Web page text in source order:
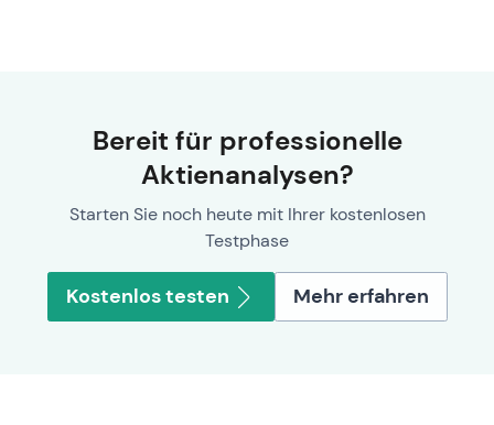
Bereit für professionelle
Aktienanalysen?
Starten Sie noch heute mit Ihrer kostenlosen
Testphase
Kostenlos testen Mehr erfahren